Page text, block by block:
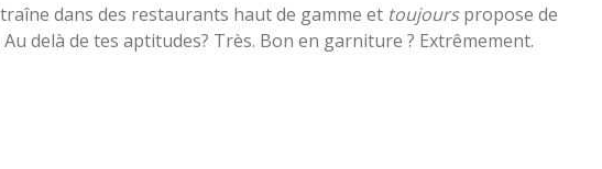
dans des restaurants haut de gamme et toujourspropose de
delà de tes aptitudes? Très. Bon en garniture ? Extrêmement.